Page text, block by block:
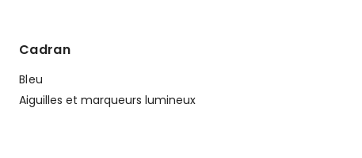
Cadran
Bleu
Aiguilles et marqueurs lumineux